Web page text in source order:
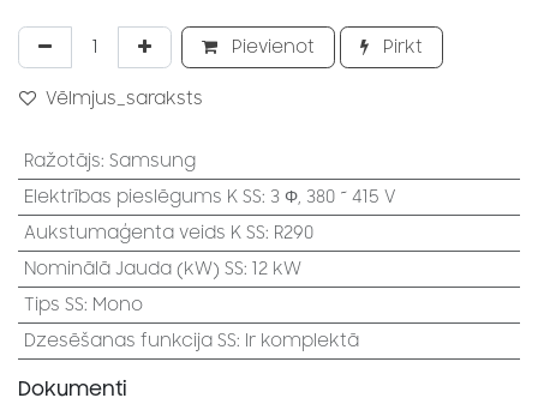
Pievienot Pirkt
Vēlmjus_saraksts
Ražotājs: Samsung
Elektrības pieslēgums K SS: 3 Φ, 380 ~ 415 V
Aukstumaģenta veids K SS: R290
Nominālā Jauda (kW) SS: 12 kW
Tips SS: Mono
Dzesēšanas funkcija SS: Ir komplektā
Dokumenti